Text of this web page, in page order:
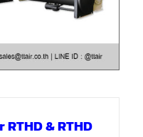
& RTHD